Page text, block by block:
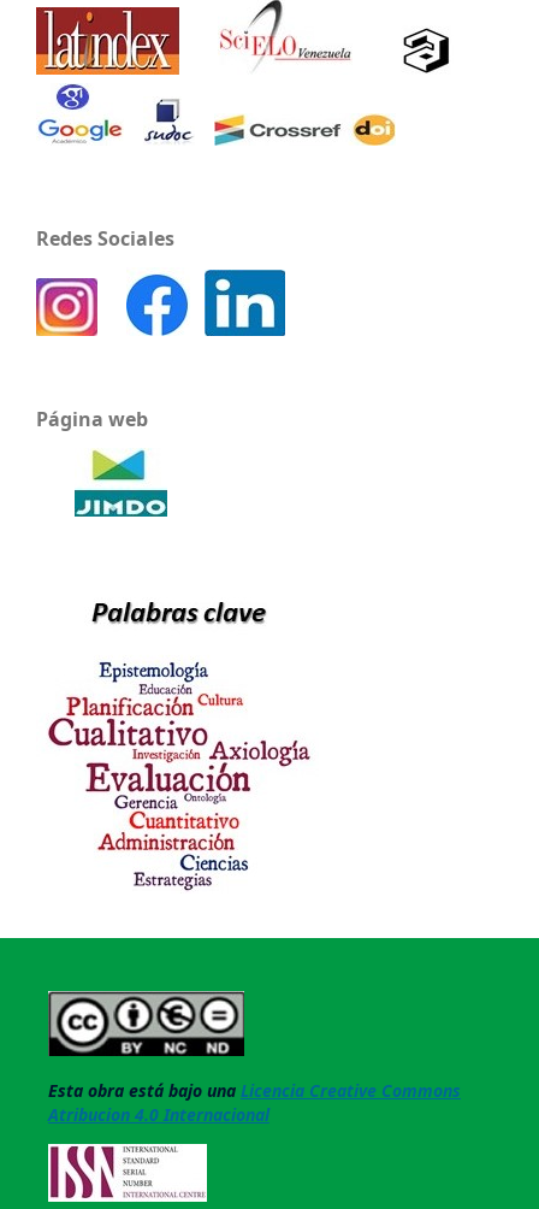
Redes Sociales
Página web
Esta obra está bajo una Licencia Creative Commons
Atribucion 4.0 Internacional